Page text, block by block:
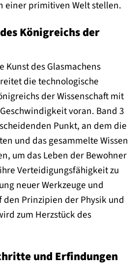
einer primitiven Welt stellen.
Königreichs der
Kunst des Glasmachens
die technologische
der Wissenschaft mit
voran. Band 3
Punkt, an dem die
und das gesammelte Wissen
um das Leben der Bewohner
Verteidigungsfähigkeit zu
neuer Werkzeuge und
Prinzipien der Physik und
zum Herzstück des
und Erfindungen